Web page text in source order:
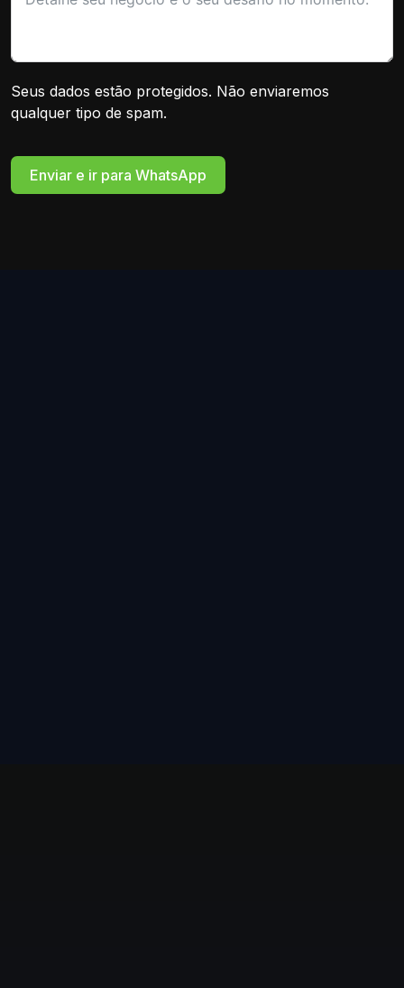
Seus dados estão protegidos. Não enviaremos
qualquer tipo de spam.
Enviar e ir para WhatsApp